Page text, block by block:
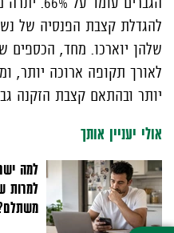
להגדלת קצבת הפנסיה של
שלהן יוארכו. מחד, הכספים
לאורך תקופה ארוכה יותר,
יותר ובהתאם קצבת הזקנה
אולי יעניין אותך
למה
למרות